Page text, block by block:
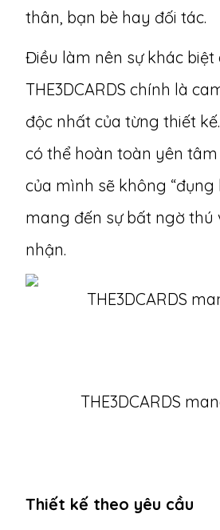
thân, bạn bè hay đối tác.
Điều làm nên sự khác biệt
THE3DCARDS chính là
độc nhất của từng thiết
có thể hoàn toàn yên
của mình sẽ không “đụng
mang đến sự bất ngờ thú
nhận.
THE3DCARDS
Thiết kế theo yêu cầu